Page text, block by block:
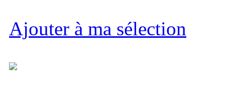
Ajouter à ma sélection